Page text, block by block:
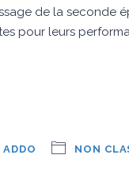
de la seconde
pour leurs
NON